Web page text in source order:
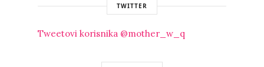
TWITTER
Tweetovi korisnika @mother_w_q